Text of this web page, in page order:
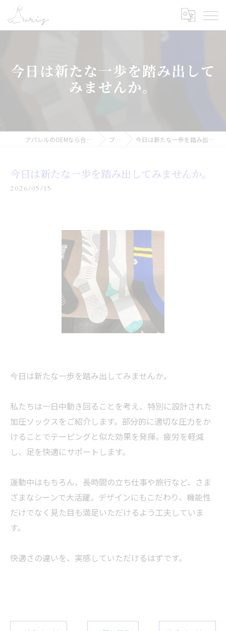
今日は新たな一歩を踏み出して
みませんか。
アパレルのOEMなら合同会社オーリス ブログ 今日は新たな一歩を踏み出してみませんか。
今日は新たな一歩を踏み出してみませんか。
2026/05/15
今日は新たな一歩を踏み出してみませんか。
私たちは一日中動き回ることを考え、特別に設計された
加圧ソックスをご紹介します。部分的に適切な圧力をか
けることでテーピングと似た効果を発揮。疲労を軽減
し、足を快適にサポートします。
運動中はもちろん、長時間の立ち仕事や旅行など、さま
ざまなシーンで大活躍。デザインにもこだわり、機能性
だけでなく見た目も満足いただけるよう工夫していま
す。
快適さの違いを、実感していただけるはずです。